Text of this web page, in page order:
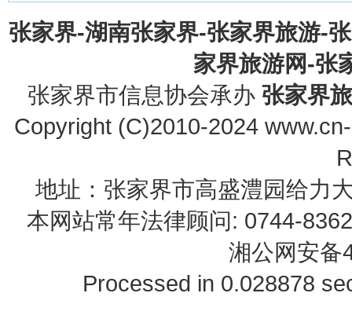
张家界-湖南张家界-张家界旅游-
家界旅游网-张
张家界市信息协会承办 张家界
Copyright (C)2010-2024
地址：张家界市高盛澧园给力
本网站常年法律顾问: 0744-
湘公网安备
Processed in 0.028878